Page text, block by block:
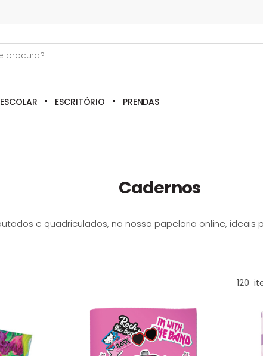
ESCOLAR ESCRITÓRIO PRENDAS
Cadernos
e quadriculados, na nossa papelaria online,
120